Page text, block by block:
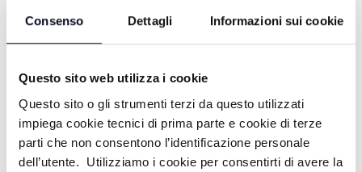
Consenso Dettagli Informazioni sui cookie
Questo sito web utilizza i cookie
Questo sito o gli strumenti terzi da questo utilizzati
impiega cookie tecnici di prima parte e cookie di terze
parti che non consentono l’identificazione personale
dell’utente. Utilizziamo i cookie per consentirti di avere la
IL VANGELO DELLA GIOIA -
IL VANGELO DELLA GIOIA -
IL VANGELO DELLA GIOIA -
12/07/2026